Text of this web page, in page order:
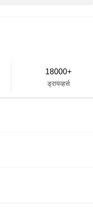
18000+
ड्रायव्हर्स